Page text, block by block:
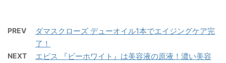
PREV
ダマスクローズ デューオイル1本でエイジングケア完
了！
NEXT
エビス 『ビーホワイト』は美容液の原液！濃い美容